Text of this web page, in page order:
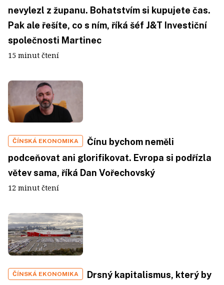
nevylezl z županu. Bohatstvím si kupujete čas.
Pak ale řešíte, co s ním, říká šéf J&T Investiční
společnosti Martinec
15 minut čtení
ČÍNSKÁ EKONOMIKA
Čínu bychom neměli
podceňovat ani glorifikovat. Evropa si podřízla
větev sama, říká Dan Vořechovský
12 minut čtení
ČÍNSKÁ EKONOMIKA
Drsný kapitalismus, který by